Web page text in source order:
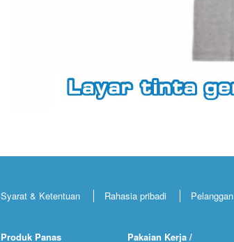
Syarat & Ketentuan Rahasia pribadi Pelanggan
Produk Panas
Pakaian Kerja /